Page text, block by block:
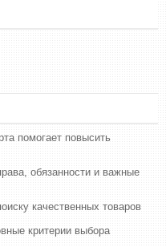
помогает повысить
обязанности и важные
качественных товаров
критерии выбора